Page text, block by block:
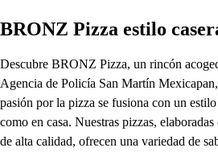
BRONZ Pizza estilo
Descubre BRONZ Pizza, un rincón
Agencia de Policía San Martín
pasión por la pizza se fusiona con un
como en casa. Nuestras pizzas,
de alta calidad, ofrecen una variedad de